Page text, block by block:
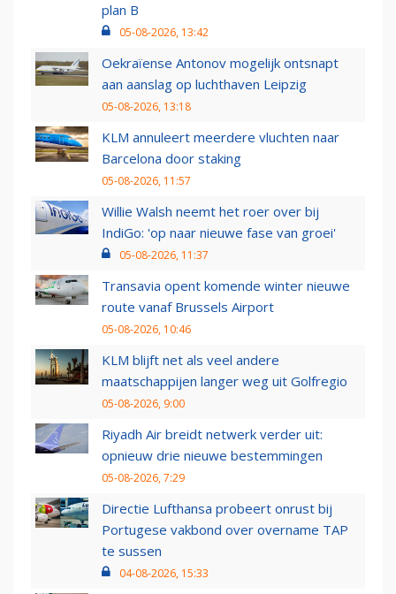
plan B
05-08-2026, 13:42
Oekraïense Antonov mogelijk ontsnapt
aan aanslag op luchthaven Leipzig
05-08-2026, 13:18
KLM annuleert meerdere vluchten naar
Barcelona door staking
05-08-2026, 11:57
Willie Walsh neemt het roer over bij
IndiGo: 'op naar nieuwe fase van groei'
05-08-2026, 11:37
Transavia opent komende winter nieuwe
route vanaf Brussels Airport
05-08-2026, 10:46
KLM blijft net als veel andere
maatschappijen langer weg uit Golfregio
05-08-2026, 9:00
Riyadh Air breidt netwerk verder uit:
opnieuw drie nieuwe bestemmingen
05-08-2026, 7:29
Directie Lufthansa probeert onrust bij
Portugese vakbond over overname TAP
te sussen
04-08-2026, 15:33